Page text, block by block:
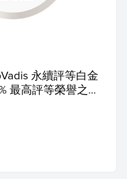
永續評等白金
最高評等榮譽之永